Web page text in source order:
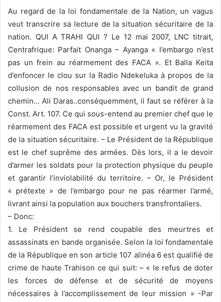
Au regard de la loi fondamentale de la Nation, un vagus
veut transcrire sa lecture de la situation sécuritaire de la
nation. QUI A TRAHI QUI ? Le 12 mai 2007, LNC titrait,
Centrafrique: Parfait Onanga – Ayanga « l’embargo n’est
pas un frein au réarmement des FACA ». Et Balla Keita
d’enfoncer le clou sur la Radio Ndekeluka à propos de la
collusion de nos responsables avec un bandit de grand
chemin… Ali Daras..conséquemment, il faut se référer à la
Const. Art. 107. Ce qui sous-entend au premier chef que le
réarmement des FACA est possible et urgent vu la gravité
de la situation sécuritaire. – Le Président de la République
est le chef suprême des armées. Dès lors, il a le devoir
d’armer les soldats pour la protection physique du peuple
et garantir l’inviolabilité du territoire. – Or, le Président
« prétexte » de l’embargo pour ne pas réarmer l’armé,
livrant ainsi la population aux bouchers transfrontaliers.
– Donc:
1. Le Président se rend coupable des meurtres et
assassinats en bande organisée. Selon la loi fondamentale
de la République en son article 107 alinéa 6 est qualifié de
crime de haute Trahison ce qui suit: – « le refus de doter
les forces de défense et de sécurité de moyens
nécessaires à l’accomplissement de leur mission » -Par